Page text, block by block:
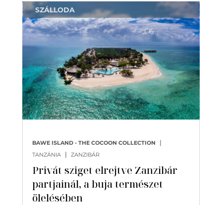
Privát sziget elrejtve Zanzibár
partjainál, a buja természet
ölelésében
BAWE ISLAND - THE COCOON COLLECTION |
TANZÁNIA | ZANZIBÁR
SZÁLLODA